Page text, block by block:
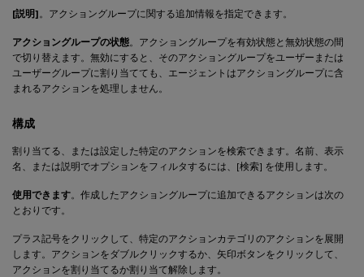
[説明] 。アクショングループに関する追加情報を指定できます。
アクショングループの状態。アクショングループを有効状態と無効状態の間
で切り替えます。無効にすると、そのアクショングループをユーザーまたは
ユーザーグループに割り当てても、エージェントはアクショングループに含
まれるアクションを処理しません。
構成
割り当てる、または設定した特定のアクションを検索できます。名前、表示
名、または説明でオプションをフィルタするには、[検索] を使用します。
使用できます。作成したアクショングループに追加できるアクションは次の
とおりです。
プラス記号をクリックして、特定のアクションカテゴリのアクションを展開
します。アクションをダブルクリックするか、矢印ボタンをクリックして、
アクションを割り当てるか割り当て解除します。